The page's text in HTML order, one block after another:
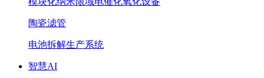
陶瓷滤管
电池拆解生产系统
智慧AI